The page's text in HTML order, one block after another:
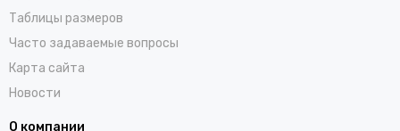
Таблицы размеров
Часто задаваемые вопросы
Карта сайта
Новости
О компании